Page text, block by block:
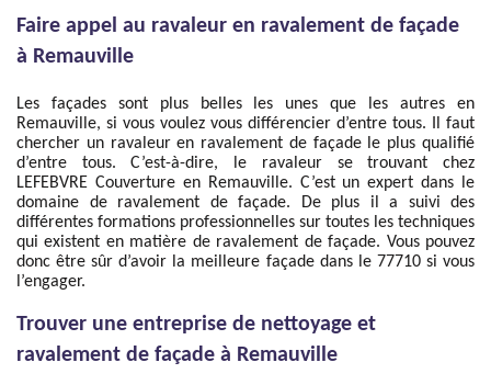
Faire appel au ravaleur en ravalement de façade
à Remauville
Les façades sont plus belles les unes que les autres en
Remauville, si vous voulez vous différencier d’entre tous. Il faut
chercher un ravaleur en ravalement de façade le plus qualifié
d’entre tous. C’est-à-dire, le ravaleur se trouvant chez
LEFEBVRE Couverture en Remauville. C’est un expert dans le
domaine de ravalement de façade. De plus il a suivi des
différentes formations professionnelles sur toutes les techniques
qui existent en matière de ravalement de façade. Vous pouvez
donc être sûr d’avoir la meilleure façade dans le 77710 si vous
l’engager.
Trouver une entreprise de nettoyage et
ravalement de façade à Remauville